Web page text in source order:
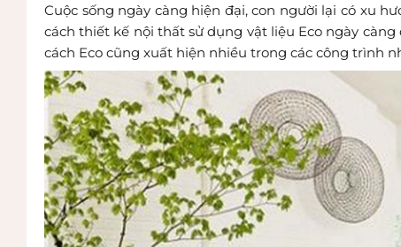
Cuộc sống ngày càng hiện đại, con người lại có xu
cách thiết kế nội thất sử dụng vật liệu Eco ngày
cách Eco cũng xuất hiện nhiều trong các công trình